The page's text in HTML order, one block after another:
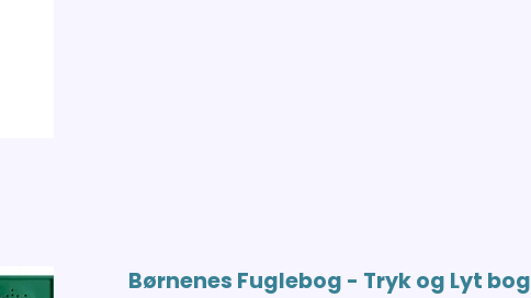
Børnenes Fuglebog - Tryk og Lyt bog